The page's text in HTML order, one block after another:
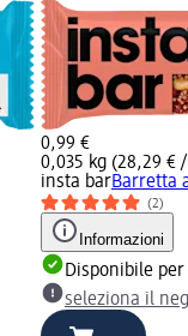
0,99 €
0,035 kg (28,29 €
insta barBarretta
(2)
Informazioni
Disponibile
seleziona il